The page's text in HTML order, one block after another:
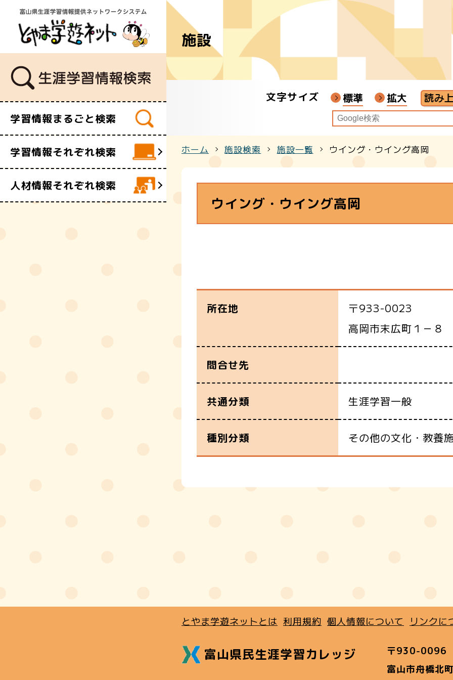
学習情報まるごと検索
学習情報それぞれ検索
学習講座
人材情報それぞれ検索
講師・指導者
ボランティア
施設
文字サイズ 標準 拡大
ホーム 施設検索 施設一覧 ウイング・ウイング高岡
ウイング・ウイング高岡
所在地
〒933-0023
高岡市末広町１－８
問合せ先
共通分類 生涯学習一般
種別分類 その他の文化・教養
とやま学遊ネットとは 利用規約 個人情報について リンクに
富山県民生涯学習カレッジ
〒930-0096
富山市舟橋北